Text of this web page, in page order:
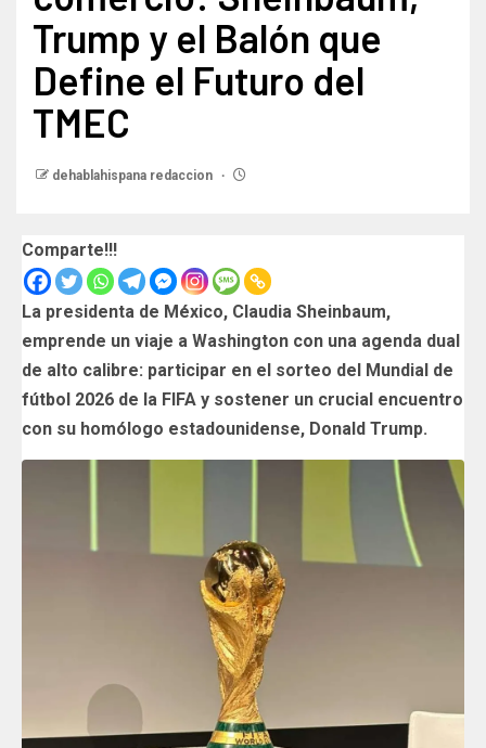
Trump y el Balón que
Define el Futuro del
TMEC
dehablahispana redaccion
Comparte!!!
La presidenta de México, Claudia Sheinbaum,
emprende un viaje a Washington con una agenda dual
de alto calibre: participar en el sorteo del Mundial de
fútbol 2026 de la FIFA y sostener un crucial encuentro
con su homólogo estadounidense, Donald Trump.